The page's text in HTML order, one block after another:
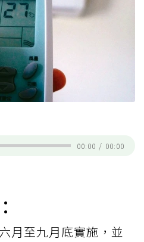
00:00 / 00:00
月至九月底實施，並